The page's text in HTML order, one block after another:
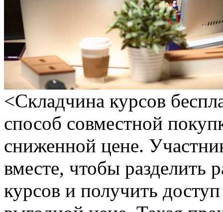
<Склaдчинa курсoв
способ совместной
сниженной цене.
вместе, чтобы разделить
курсов и получить